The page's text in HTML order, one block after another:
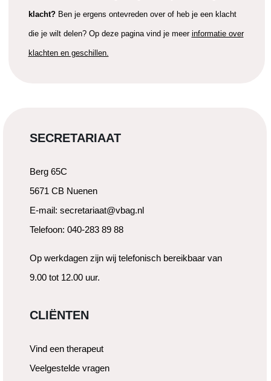
klacht? Ben je ergens ontevreden over of heb je een klacht
die je wilt delen? Op deze pagina vind je meer informatie over
klachten en geschillen.
SECRETARIAAT
Berg 65C
5671 CB Nuenen
E-mail: secretariaat@vbag.nl
Telefoon: 040-283 89 88
Op werkdagen zijn wij telefonisch bereikbaar van
9.00 tot 12.00 uur.
CLIËNTEN
Vind een therapeut
Veelgestelde vragen